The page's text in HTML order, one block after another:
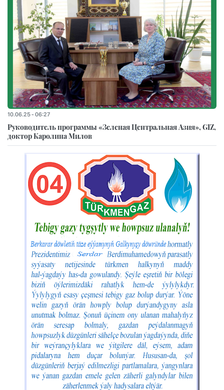
10.06.25 - 06:27
Руководитель программы «Зеленая Центральная Азия», GIZ,
доктор Каролина Милов